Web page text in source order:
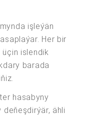
işleýän
Her bir
islendik
barada
hasabyny
ähli